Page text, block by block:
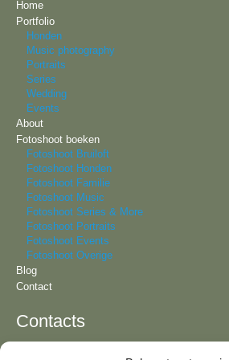
Home
Portfolio
Honden
Music photography
Portraits
Series
Wedding
Events
About
Fotoshoot boeken
Fotoshoot Bruiloft
Fotoshoot Honden
Fotoshoot Familie
Fotoshoot Music
Fotoshoot Series & More
Fotoshoot Portraits
Fotoshoot Events
Fotoshoot Overige
Blog
Contact
Contacts